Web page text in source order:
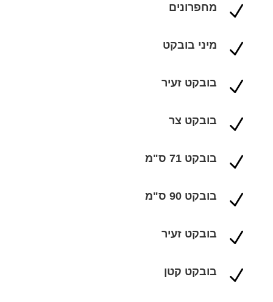
N מחפרונים
N מיני בובקט
N בובקט זעיר
N בובקט צר
N בובקט 71 ס"מ
N בובקט 90 ס"מ
N בובקט זעיר
N בובקט קטן